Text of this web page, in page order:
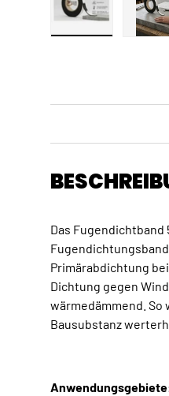
Das Fugendichtband
Primärabdichtung
Dichtung gegen
wärmedämmend.
Bausubstanz